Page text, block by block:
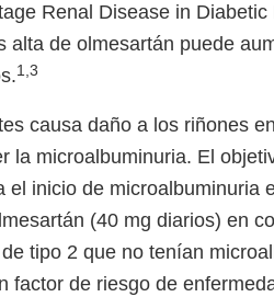
Renal Disease in Diabetic
alta de olmesartán puede
1,3
causa daño a los riñones
la microalbuminuria. El
el inicio de microalbuminuria
(40 mg diarios) en
tipo 2 que no tenían
factor de riesgo de